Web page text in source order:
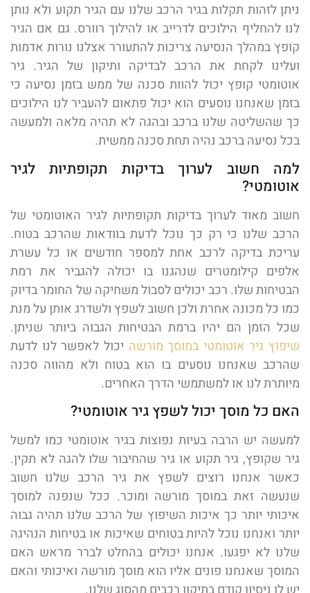
ניתן לזהות תקלות בגיר הרכב שלנו עם הגיר תקוע ולא נותן
לנו להחליף הילוכים לדרייב או להילוך רוורס. גם אם הגיר
קופץ במהלך הנסיעה צריכות להתעורר אצלנו נורות אדמות
ועלינו לקחת את הרכב לבדיקה ותיקון של הגיר. גיר
אוטומטי קופץ יכול להוות סכנה של ממש בזמן נסיעה כי
בזמן שאנחנו נוסעים הוא יכול פתאום להעביר לנו הילוכים
כך שהשליטה שלנו ברכב ובהגה לא תהיה מלאה ולמעשה
בכל נסיעה ברכב נהיה תחת סכנה ממשית.
למה חשוב לערוך בדיקות תקופתיות לגיר
אוטומטי?
חשוב מאוד לערוך בדיקות תקופתיות לגיר האוטומטי של
הרכב שלנו כי רק כך נוכל לדעת בוודאות שהרכב בטוח.
עריכת בדיקה לרכב אחת למספר חודשים או כל עשרת
אלפים קילומטרים שנהגנו בו יכולה להגביר את רמת
הבטיחות שלו. רכב יכולים לסבול משחיקה של החומר בדיוק
כמו כל מכונה אחרת ולכן חשוב לשפץ ולשדרג אותן על מנת
שכל הזמן הם יהיו ברמת הבטיחות הגבוה ביותר שניתן.
שיפוץ גיר אוטומטי במוסך מורשה יכול לאפשר לנו לדעת
שהרכב שאנחנו נוסעים בו הוא בטוח ולא מהווה סכנה
מיותרת לנו או למשתמשי הדרך האחרים.
האם כל מוסך יכול לשפץ גיר אוטומטי?
למעשה יש הרבה בעיות נפוצות בגיר אוטומטי כמו למשל
גיר שקופץ, גיר תקוע או גיר שהחיבור שלו להגה לא תקין.
כאשר אנחנו רוצים לשפץ את גיר הרכב שלנו חשוב
שנעשה זאת במוסך מורשה ומוכר. ככל שנפנה למוסך
איכותי יותר כך איכות השיפוץ של הרכב שלנו תהיה גבוה
יותר ואנחנו נוכל להיות בטוחים שאיכות או בטיחות הנהיגה
שלנו לא יפגעו. אנחנו יכולים בהחלט לברר מראש האם
המוסך שאנחנו פונים אליו הוא מוסך מורשה ואיכותי והאם